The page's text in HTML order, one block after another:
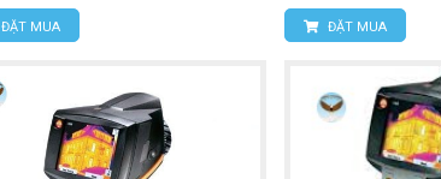
Bật nguồn máy:Nhấn nút nguồn để khởi động
Chọn chế độ đo:Nhấn nút chức năng để chọn
ĐẶT MUA ĐẶT MUA